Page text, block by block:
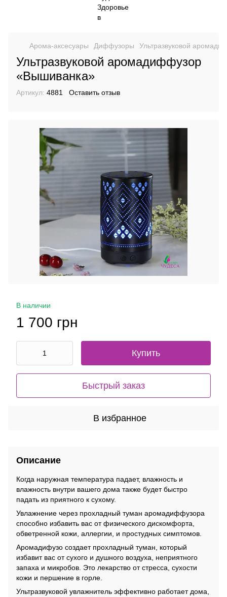
Арома-аксесуары Диффузоры Ультразвуковой
Ультразвуковой аромадиффузор
«Вышиванка»
Артикул: 4881 Оставить отзыв
В наличии
1 700 грн
Купить
Быстрый заказ
В избранное
Описание
Когда наружная температура падает, влажность и
влажность внутри вашего дома также будет быстро
падать из приятного к сухому.
Увлажнение через прохладный туман аромадиффузора
способно избавить вас от физического дискомфорта,
обветренной кожи, аллергии, и простудных симптомов.
Аромадифузо создает прохладный туман, который
избавит вас от сухого и душного воздуха, неприятного
запаха и микробов. Это лекарство от стресса, сухости
кожи и першение в горле.
Ультразвуковой увлажнитель эффективно работает дома,